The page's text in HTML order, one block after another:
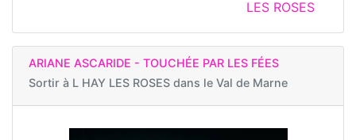
LES ROSES
ARIANE ASCARIDE - TOUCHÉE PAR LES FÉES
Sortir à L HAY LES ROSES dans le Val de Marne